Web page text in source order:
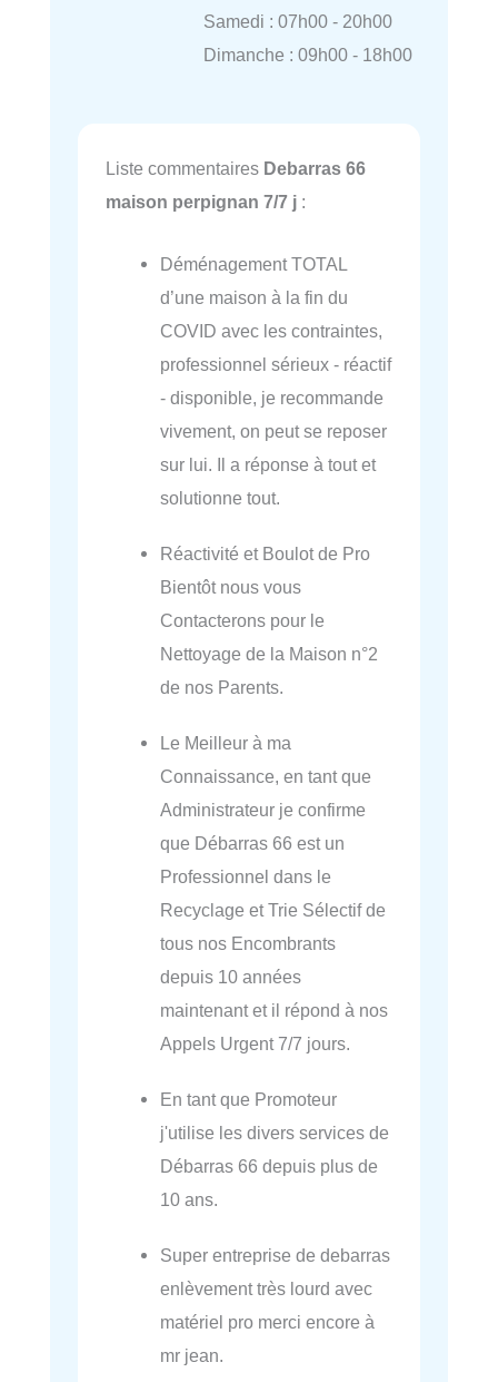
Samedi : 07h00 - 20h00
Dimanche : 09h00 - 18h00
Liste commentaires Debarras 66
maison perpignan 7/7 j :
Déménagement TOTAL
d’une maison à la fin du
COVID avec les contraintes,
professionnel sérieux - réactif
- disponible, je recommande
vivement, on peut se reposer
sur lui. Il a réponse à tout et
solutionne tout.
Réactivité et Boulot de Pro
Bientôt nous vous
Contacterons pour le
Nettoyage de la Maison n°2
de nos Parents.
Le Meilleur à ma
Connaissance, en tant que
Administrateur je confirme
que Débarras 66 est un
Professionnel dans le
Recyclage et Trie Sélectif de
tous nos Encombrants
depuis 10 années
maintenant et il répond à nos
Appels Urgent 7/7 jours.
En tant que Promoteur
j'utilise les divers services de
Débarras 66 depuis plus de
10 ans.
Super entreprise de debarras
enlèvement très lourd avec
matériel pro merci encore à
mr jean.